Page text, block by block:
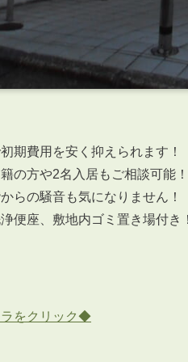
期費用を安く抑えられます！
の方や2名入居もご相談可能！
らの騒音も気になりません！
便座、敷地内ゴミ置き場付き
をクリック◆